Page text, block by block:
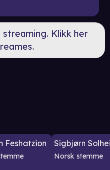
Klikk her
Feshatzion Sigbjørn
Norsk stemme